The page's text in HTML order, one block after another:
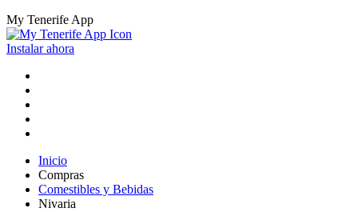
My Tenerife App
Instalar ahora
Inicio
Compras
Comestibles y Bebidas
Nivaria